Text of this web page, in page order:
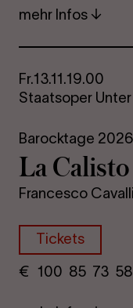
mehr Infos
Fr.13.11.19.00
Staatsoper
Barocktage 2026
La Ca­lis­to
Francesco Cavalli
Tickets
€
100 85 73​